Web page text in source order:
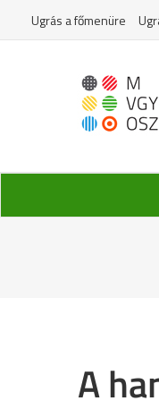
Ugrás a főmenüre
A